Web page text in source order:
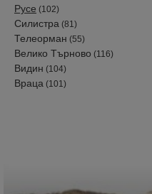
Русе (102)
Силистра (81)
Телеорман (55)
Велико Търново (116)
Видин (104)
Враца (101)